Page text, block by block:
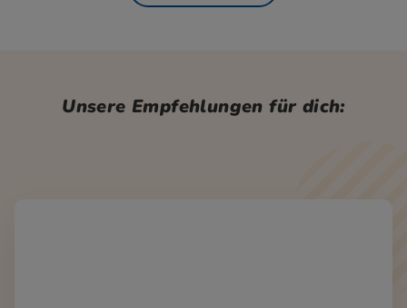
Unsere Empfehlungen für dich: